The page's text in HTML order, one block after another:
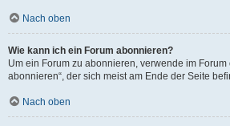
Nach oben
Wie kann ich ein Forum abonnieren?
Um ein Forum zu abonnieren, verwende im Forum
abonnieren“, der sich meist am Ende der Seite
Nach oben